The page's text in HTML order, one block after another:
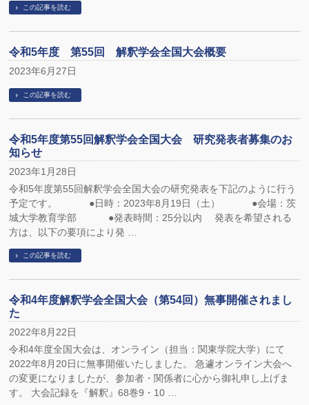
この記事を読む
令和5年度 第55回 解釈学会全国大会概要
2023年6月27日
この記事を読む
令和5年度第55回解釈学会全国大会 研究発表者募集のお
知らせ
2023年1月28日
令和5年度第55回解釈学会全国大会の研究発表を下記のように行う
予定です。 ●日時：2023年8月19日（土） ●会場：茨
城大学教育学部 ●発表時間：25分以内 発表を希望される
方は、以下の要項により発 …
この記事を読む
令和4年度解釈学会全国大会（第54回）無事開催されまし
た
2022年8月22日
令和4年度全国大会は、オンライン（担当：関東学院大学）にて
2022年8月20日に無事開催いたしました。 急遽オンライン大会へ
の変更になりましたが、参加者・関係者に心から御礼申し上げま
す。 大会記録を『解釈』68巻9・10 …